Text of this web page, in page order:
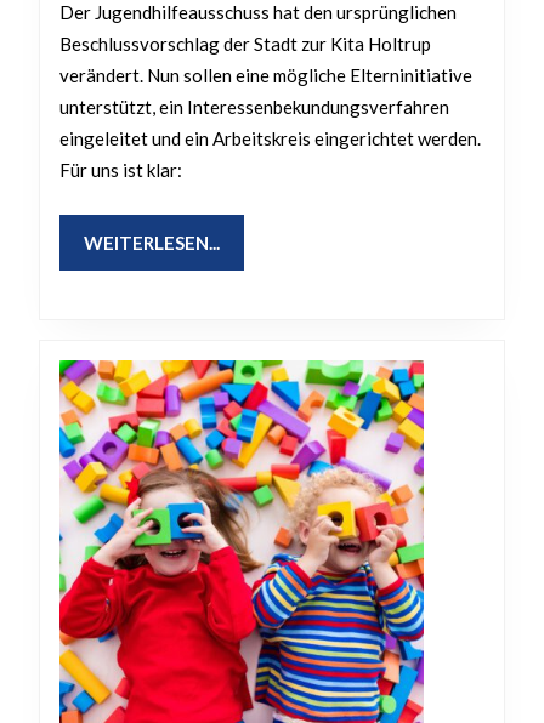
Jetzt
braucht
es
Augenmaß
Der Jugendhilfeausschuss hat den ursprünglichen
Beschlussvorschlag der Stadt zur Kita Holtrup
verändert. Nun sollen eine mögliche Elterninitiative
unterstützt, ein Interessenbekundungsverfahren
eingeleitet und ein Arbeitskreis eingerichtet werden.
Für uns ist klar:
WEITERLESEN...